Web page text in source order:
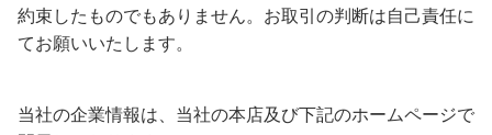
約束したものでもありません。お取引の判断は自己責任に
てお願いいたします。
当社の企業情報は、当社の本店及び下記のホームページで